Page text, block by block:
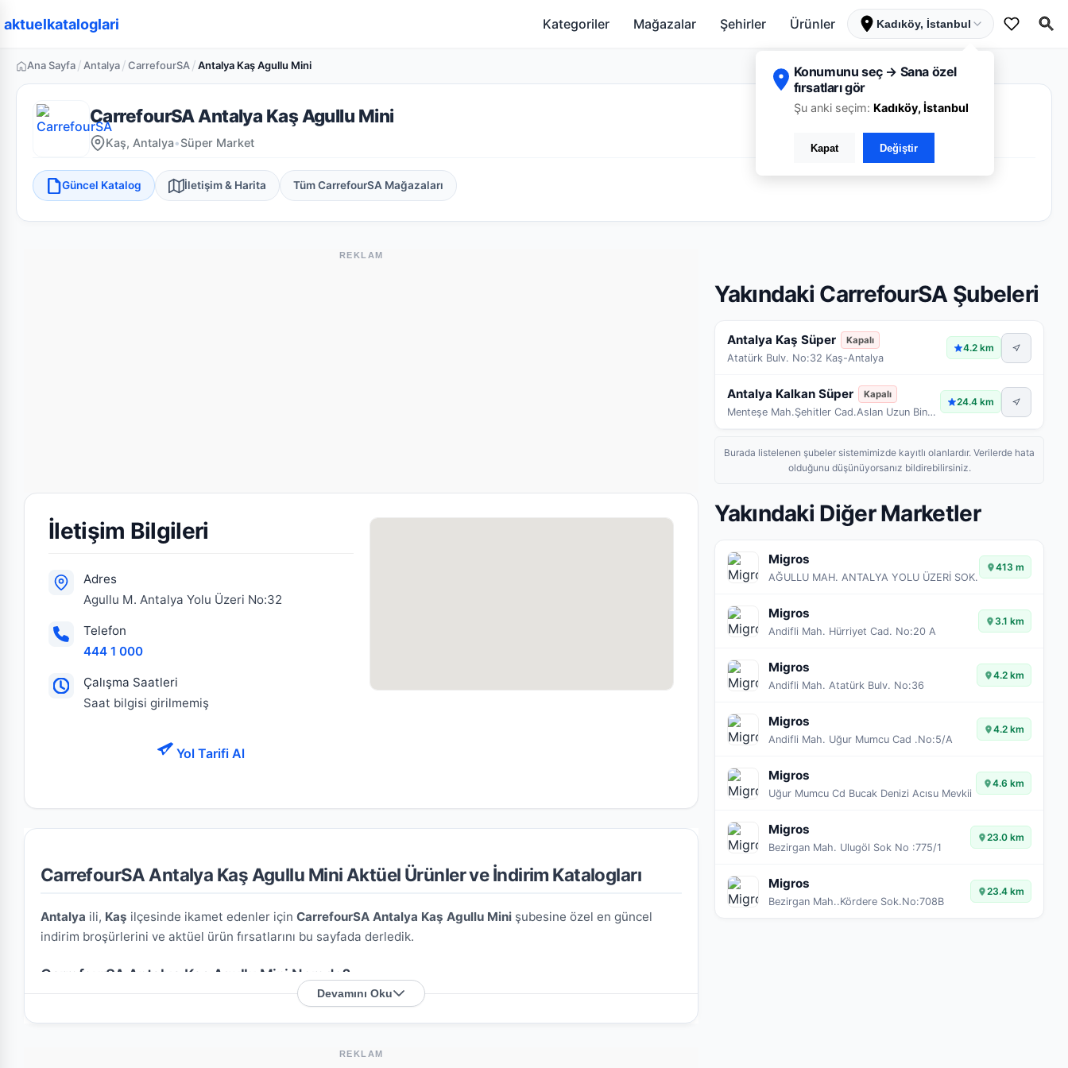
aktuelkataloglari Kategoriler Mağazalar Şehirler Ürünler Kadıköy, İstanbul
Konumunu seç → Sana özel
fırsatları gör
Şu anki seçim: Kadıköy, İstanbul
Kapat Değiştir
Ana Sayfa/ Antalya/CarrefourSA/Antalya Kaş Agullu Mini
CarrefourSA Antalya Kaş Agullu Mini
Kaş, Antalya•Süper Market
Güncel Katalog İletişim & Harita Tüm CarrefourSA Mağazaları
REKLAM
İletişim Bilgileri
Adres
Agullu M. Antalya Yolu Üzeri No:32
Telefon
444 1 000
Çalışma Saatleri
Saat bilgisi girilmemiş
Yol Tarifi Al
CarrefourSA Antalya Kaş Agullu Mini Aktüel Ürünler ve İndirim Katalogları
Antalya ili, Kaş ilçesinde ikamet edenler için CarrefourSA Antalya Kaş Agullu Mini şubesine özel en güncel
indirim broşürlerini ve aktüel ürün fırsatlarını bu sayfada derledik.
CarrefourSA Antalya Kaş Agullu Mini Nerede?
Agullu M. Antalya Yolu Üzeri No:32
mağazaya kolayca ulaşım sağlayabilirsiniz.
Devamını Oku
REKLAM
Yakındaki CarrefourSA Şubeleri
Antalya Kaş Süper Kapalı
Atatürk Bulv. No:32 Kaş-Antalya
4.2 km
Antalya Kalkan Süper Kapalı
Menteşe Mah.Şehitler Cad.Aslan Uzun Binası Kaş-Ant
24.4 km
Burada listelenen şubeler sistemimizde kayıtlı olanlardır. Verilerde hata
olduğunu düşünüyorsanız bildirebilirsiniz.
Yakındaki Diğer Marketler
Migros
AĞULLU MAH. ANTALYA YOLU ÜZERİ SOK.
413 m
Migros
Andifli Mah. Hürriyet Cad. No:20 A
3.1 km
Migros
Andifli Mah. Atatürk Bulv. No:36
4.2 km
Migros
Andifli Mah. Uğur Mumcu Cad .No:5/A
4.2 km
Migros
Uğur Mumcu Cd Bucak Denizi Acısu Mevkii
4.6 km
Migros
Bezirgan Mah. Ulugöl Sok No :775/1
23.0 km
Migros
Bezirgan Mah..Kördere Sok.No:708B
23.4 km